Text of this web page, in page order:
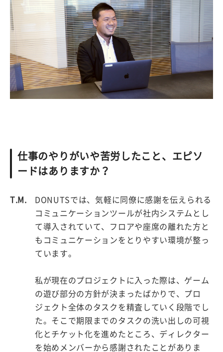
仕事のやりがいや苦労したこと、エピソ
ードはありますか？
T.M.
DONUTSでは、気軽に同僚に感謝を伝えられる
コミュニケーションツールが社内システムとし
て導入されていて、フロアや座席の離れた方と
もコミュニケーションをとりやすい環境が整っ
ています。
私が現在のプロジェクトに入った際は、ゲーム
の遊び部分の方針が決まったばかりで、プロ
ジェクト全体のタスクを精査していく段階でし
た。そこで期限までのタスクの洗い出しの可視
化とチケット化を進めたところ、ディレクター
を始めメンバーから感謝されたことがありま